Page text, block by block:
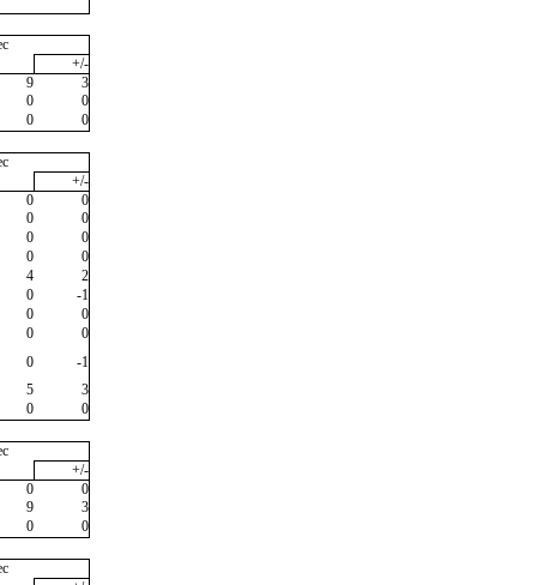
+/-
9
3
0
0
0
0
+/-
0
0
0
0
0
0
0
0
4
2
0
-1
0
0
0
0
0
-1
5
3
0
0
+/-
0
0
9
3
0
0